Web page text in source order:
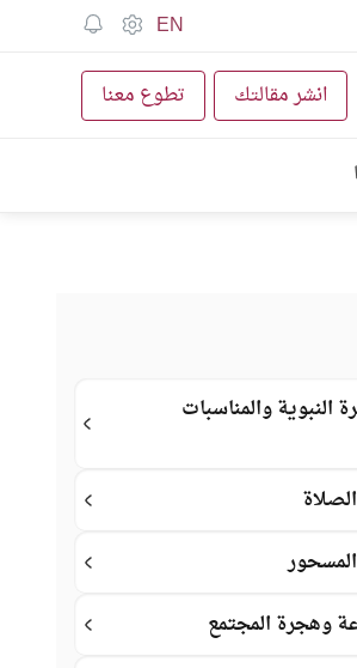
EN
انشر مقالتك تطوع معنا
النبوية والمناسبات
وهجرة المجتمع